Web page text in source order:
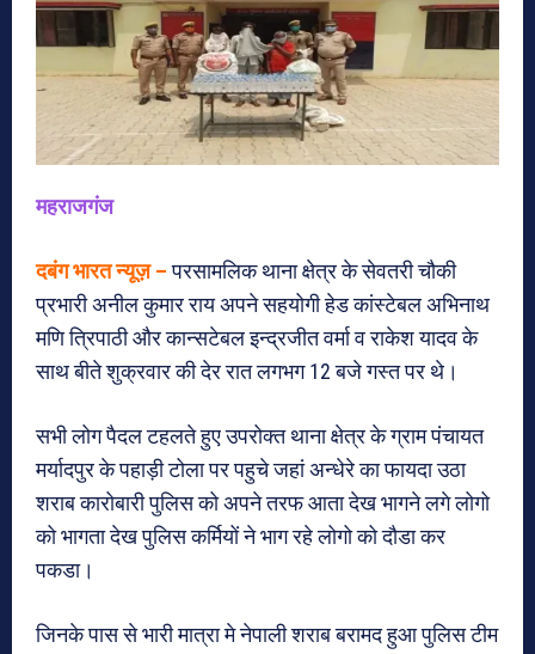
महराजगंज
दबंग भारत न्यूज़ –परसामलिक थाना क्षेत्र के सेवतरी चौकी
प्रभारी अनील कुमार राय अपने सहयोगी हेड कांस्टेबल अभिनाथ
मणि त्रिपाठी और कान्सटेबल इन्द्रजीत वर्मा व राकेश यादव के
साथ बीते शुक्रवार की देर रात लगभग 12 बजे गस्त पर थे।
सभी लोग पैदल टहलते हुए उपरोक्त थाना क्षेत्र के ग्राम पंचायत
मर्यादपुर के पहाड़ी टोला पर पहुचे जहां अन्धेरे का फायदा उठा
शराब कारोबारी पुलिस को अपने तरफ आता देख भागने लगे लोगो
को भागता देख पुलिस कर्मियों ने भाग रहे लोगो को दौडा कर
पकडा।
जिनके पास से भारी मात्रा मे नेपाली शराब बरामद हुआ पुलिस टीम